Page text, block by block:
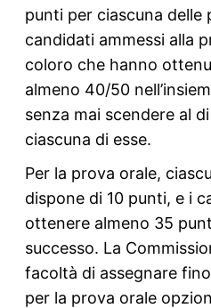
punti per ciascuna delle
candidati ammessi alla
coloro che hanno
almeno 40/50
senza mai scendere al
ciascuna di esse.
Per la prova orale,
dispone di 10 punti, e i
ottenere almeno 35
successo. La
facoltà di assegnare
per la prova orale